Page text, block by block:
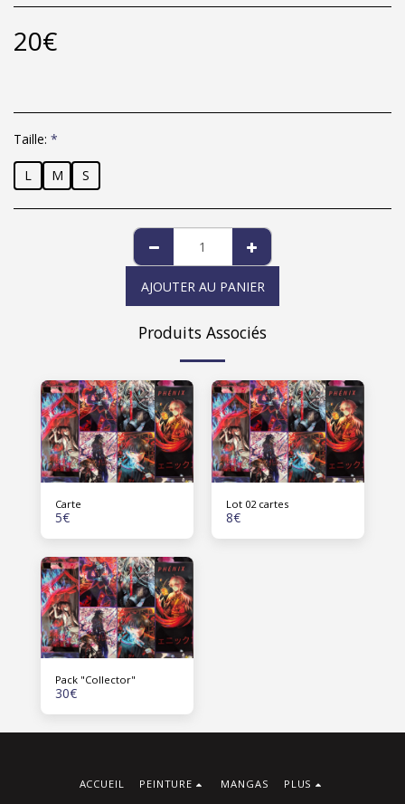
20€
Taille: *
L M S
AJOUTER AU PANIER
Produits Associés
Carte
5€
Lot 02 cartes
8€
Pack "Collector"
30€
ACCUEIL PEINTURE MANGAS PLUS